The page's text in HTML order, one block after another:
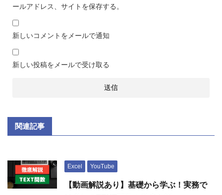
ールアドレス、サイトを保存する。
新しいコメントをメールで通知
新しい投稿をメールで受け取る
関連記事
Excel YouTube
【動画解説あり】基礎から学ぶ！実務で